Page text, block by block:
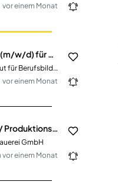
vor einem Monat
Gemeinnütziges Institut für Berufsbildung Dr. Engel GmbH
vor einem Monat
Technischer Leiter / Produktionsleiter (m/w/d)
GmbH
vor einem Monat